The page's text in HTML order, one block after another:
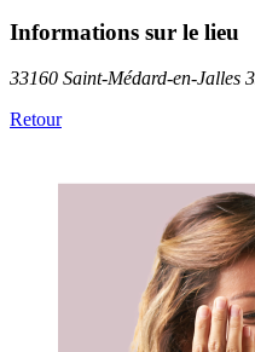
Informations sur le lieu
33160 Saint-Médard-en-Jalles
Retour